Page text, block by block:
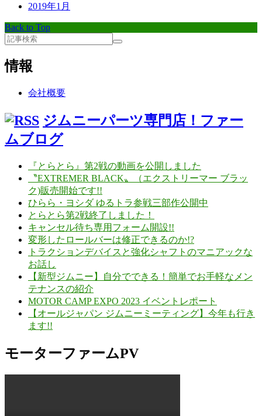
2019年1月
Back to Top
情報
会社概要
ジムニーパーツ専門店！ファー
ムブログ
『とらとら』第2戦の動画を公開しました
〝EXTREMER BLACK〟（エクストリーマー ブラッ
ク)販売開始です!!
ひらら・ヨシダ ゆるトラ参戦三部作公開中
とらとら第2戦終了しました！
キャンセル待ち専用フォーム開設!!
変形したロールバーは修正できるのか!?
トラクションデバイスと強化シャフトのマニアックな
お話し
【新型ジムニー】自分でできる！簡単でお手軽なメン
テナンスの紹介
MOTOR CAMP EXPO 2023 イベントレポート
【オールジャパン ジムニーミーティング】今年も行き
ます!!
モーターファームPV